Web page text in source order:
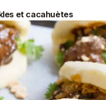
et cacahuètes